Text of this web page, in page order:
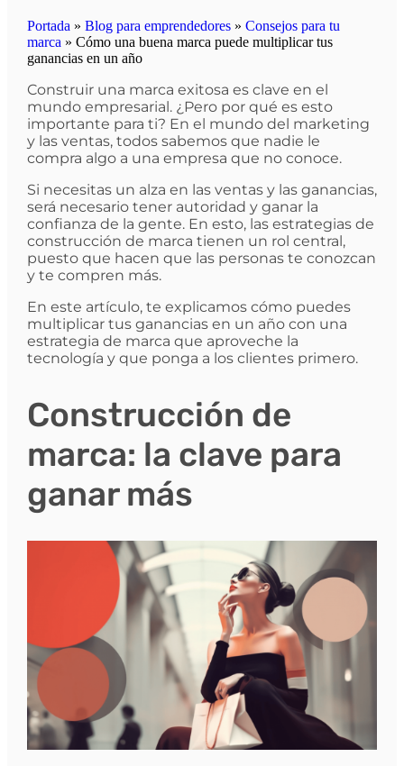
Portada » Blog para emprendedores» Consejos para tu
marca » Cómo una buena marca puede multiplicar tus
ganancias en un año
Construir una marca exitosa es clave en el
mundo empresarial. ¿Pero por qué es esto
importante para ti? En el mundo del marketing
y las ventas, todos sabemos que nadie le
compra algo a una empresa que no conoce.
Si necesitas un alza en las ventas y las ganancias,
será necesario tener autoridad y ganar la
confianza de la gente. En esto, las estrategias de
construcción de marca tienen un rol central,
puesto que hacen que las personas te conozcan
y te compren más.
En este artículo, te explicamos cómo puedes
multiplicar tus ganancias en un año con una
estrategia de marca que aproveche la
tecnología y que ponga a los clientes primero.
Construcción de
marca: la clave para
ganar más